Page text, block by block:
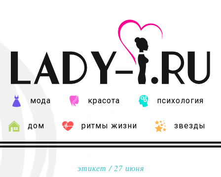
мода красота психология
дом ритмы жизни звезды
этикет / 27 июня